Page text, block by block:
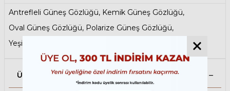
Antrefleli Güneş Gözlüğü, Kemik Güneş Gözlüğü,
Oval Güneş Gözlüğü, Polarize Güneş Gözlüğü,
Yeşil Güneş Gözlüğü
Ürün Açıklaması